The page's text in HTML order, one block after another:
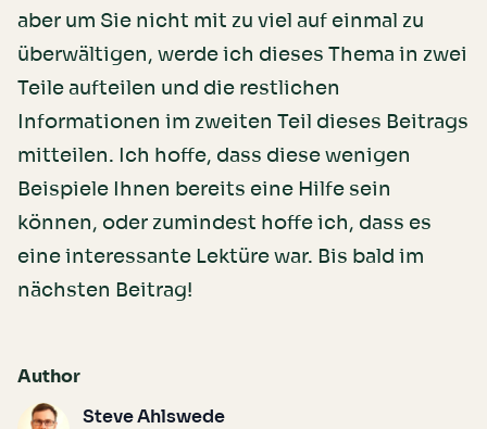
aber um Sie nicht mit zu viel auf einmal zu
überwältigen, werde ich dieses Thema in zwei
Teile aufteilen und die restlichen
Informationen im zweiten Teil dieses Beitrags
mitteilen. Ich hoffe, dass diese wenigen
Beispiele Ihnen bereits eine Hilfe sein
können, oder zumindest hoffe ich, dass es
eine interessante Lektüre war. Bis bald im
nächsten Beitrag!
Author
Steve Ahlswede